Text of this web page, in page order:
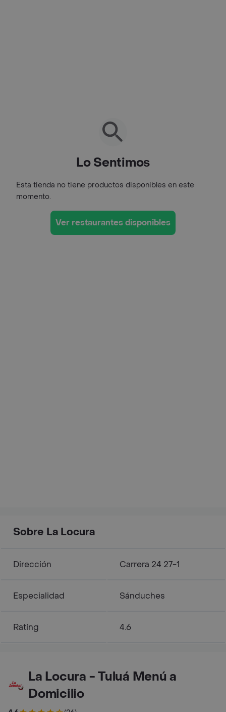
Lo Sentimos
Esta tienda no tiene productos disponibles en este
momento.
Ver restaurantes disponibles
Sobre La Locura
Dirección Carrera 24 27-1
Especialidad Sánduches
Rating 4.6
La Locura - Tuluá Menú a
Domicilio